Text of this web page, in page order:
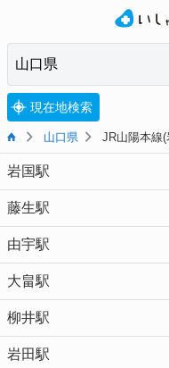
現在地検索
山口県 JR山陽本線
岩国駅
藤生駅
由宇駅
大畠駅
柳井駅
岩田駅